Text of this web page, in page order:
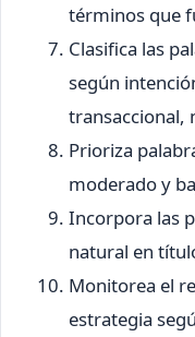
términos que
Clasifica las
según
transaccional,
Prioriza
moderado y
Incorpora las
natural en
Monitorea el
estrategia